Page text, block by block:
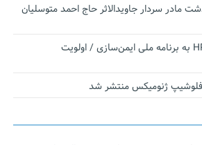
مادر سردار جاویدالاثر حاج احمد متوسلیان
بررسی ورود واکسن HPV به برنامه ملی ایمن‌سازی / اولویت
فلوشیپ ژنومیکس منتشر شد